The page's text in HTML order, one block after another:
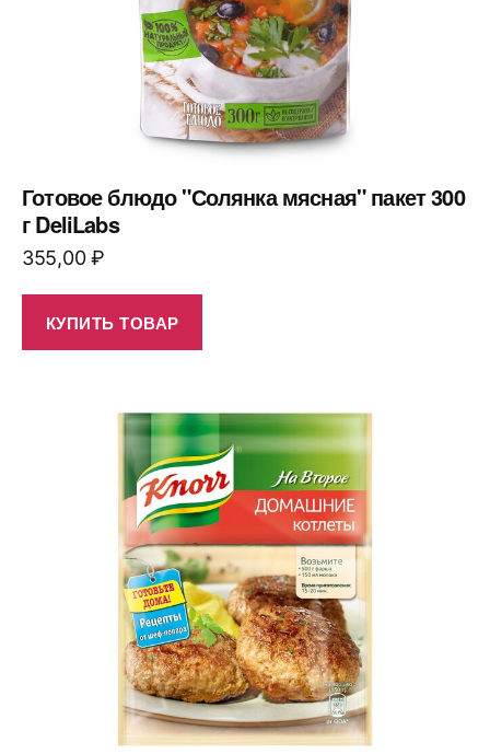
Готовое блюдо "Солянка мясная" пакет 300
г DeliLabs
355,00₽
КУПИТЬ ТОВАР